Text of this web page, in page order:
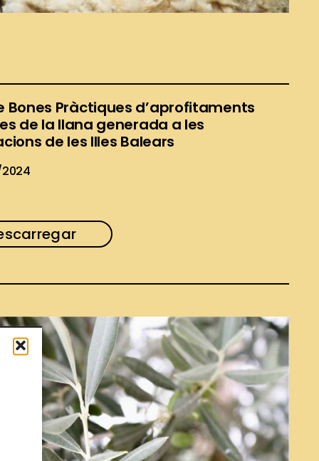
Bones Pràctiques d’aprofitaments
de la llana generada a les
de les Illes Balears